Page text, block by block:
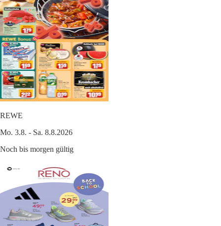
REWE
Mo. 3.8. - Sa. 8.8.2026
Noch bis morgen gültig